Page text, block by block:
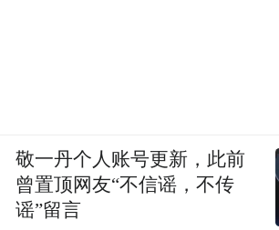
频)为凤凰网旗下自媒体平台“大风号
布，本平台仅提供信息存储空间服务。
Notice: The content above
pictures and audios if any) is
敬一丹个人账号更新，此前
曾置顶网友“不信谣，不传
谣”留言